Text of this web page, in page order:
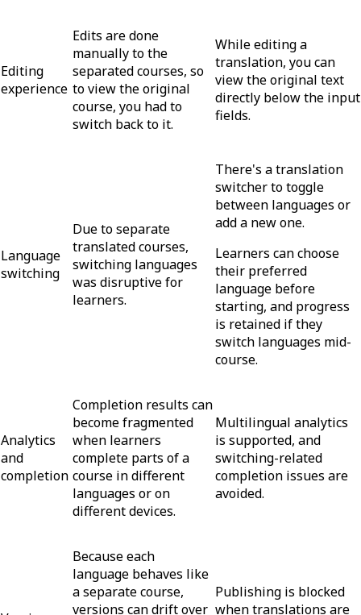
Editing
experience
Edits are done
manually to the
separated courses, so
to view the original
course, you had to
switch back to it.
While editing a
translation, you can
view the original text
directly below the input
fields.
Language
switching
Due to separate
translated courses,
switching languages
was disruptive for
learners.
There's a translation
switcher to toggle
between languages or
add a new one.
Learners can choose
their preferred
language before
starting, and progress
is retained if they
switch languages mid-
course.
Analytics
and
completion
Completion results can
become fragmented
when learners
complete parts of a
course in different
languages or on
different devices.
Multilingual analytics
is supported, and
switching-related
completion issues are
avoided.
Because each
language behaves like
a separate course,
versions can drift over
Publishing is blocked
when translations are